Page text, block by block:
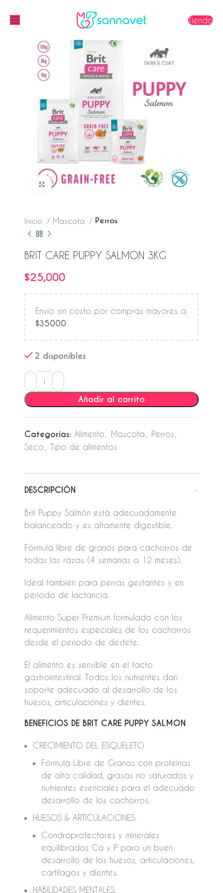
Tienda
Click to enlarge
Inicio Mascota Perros
BRIT CARE PUPPY SALMON 3KG
$25,000
Envío sin costo por compras mayores a
$35000
2 disponibles
Añadir al carrito
Categorías: Alimento Mascota Perros
Seco
Tipo de alimentos
DESCRIPCIÓN
Brit Puppy Salmón está adecuadamente
balanceado y es altamente digestible.
Fórmula libre de granos para cachorros de
todas las razas (4 semanas a 12 meses).
Ideal también para perras gestantes y en
periodo de lactancia.
Alimento Super Premium formulado con los
requerimientos especiales de los cachorros
desde el periodo de destete.
El alimento es sensible en el tacto
gastrointestinal. Todos los nutrientes dan
soporte adecuado al desarrollo de los
huesos, articulaciones y dientes.
BENEFICIOS DE BRIT CARE PUPPY SALMON
CRECIMIENTO DEL ESQUELETO
Fórmula Libre de Granos con proteínas
de alta calidad, grasas no saturadas y
nutrientes esenciales para el adecuado
desarrollo de los cachorros.
HUESOS & ARTICULACIONES.
Condroprotectores y minerales
equilibrados Ca y P para un buen
desarrollo de los huesos, articulaciones,
cartílagos y dientes.
HABILIDADES MENTALES.